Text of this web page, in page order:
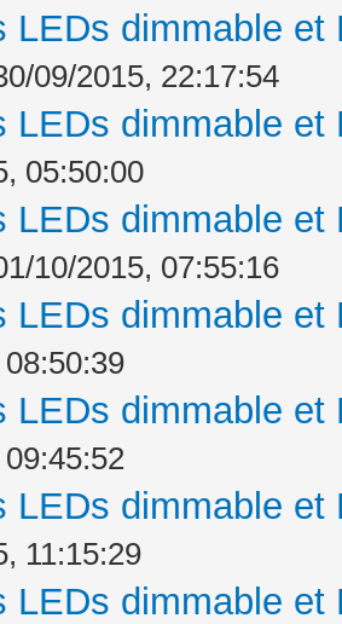
LEDs dimmable
09/2015, 22:17:54
LEDs dimmable
05:50:00
LEDs dimmable
10/2015, 07:55:16
LEDs dimmable
LEDs dimmable
LEDs dimmable
11:15:29
LEDs dimmable